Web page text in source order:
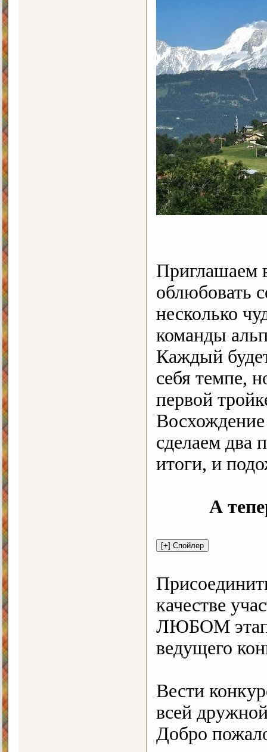
Приглашаем
облюбовать
несколько
команды
Каждый
себя темпе,
первой
сделаем два
итоги, и
А
качестве
ЛЮБОМ
ведущего
Вести
всей
Добро